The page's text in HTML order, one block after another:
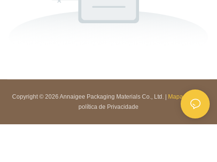
Copyright © 2026 Annaigee Packaging Materials Co., Ltd. | Mapa do site
política de Privacidade